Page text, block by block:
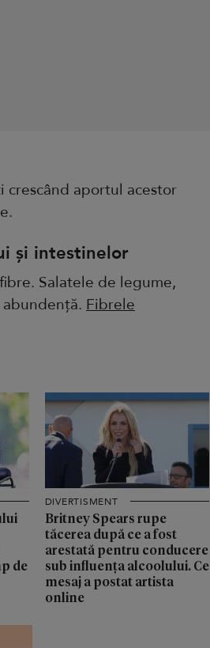
crescând aportul acestor
și intestinelor
Salatele de legume,
Fibrele
de
DIVERTISMENT
Britney Spears rupe
tăcerea după ce a fost
arestată pentru conducere
sub influența alcoolului. Ce
mesaj a postat artista
online